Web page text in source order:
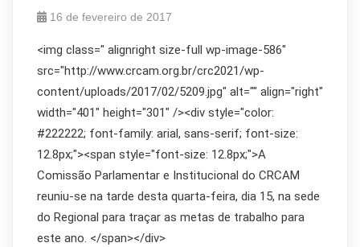
16 de fevereiro de 2017
<img class=" alignright size-full wp-image-586"
src="http://www.crcam.org.br/crc2021/wp-
content/uploads/2017/02/5209.jpg" alt="" align="right"
width="401" height="301" /><div style="color:
#222222; font-family: arial, sans-serif; font-size:
12.8px;"><span style="font-size: 12.8px;">A
Comissão Parlamentar e Institucional do CRCAM
reuniu-se na tarde desta quarta-feira, dia 15, na sede
do Regional para traçar as metas de trabalho para
este ano. </span></div>